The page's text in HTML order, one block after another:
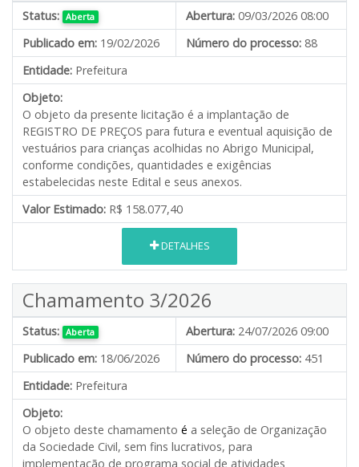
Status: Aberta Abertura: 09/03/2026 08:00
Publicado em: 19/02/2026 Número do processo: 88
Entidade: Prefeitura
Objeto:
O objeto da presente licitação é a implantação de
REGISTRO DE PREÇOS para futura e eventual aquisição de
vestuários para crianças acolhidas no Abrigo Municipal,
conforme condições, quantidades e exigências
estabelecidas neste Edital e seus anexos.
Valor Estimado: R$ 158.077,40
DETALHES
Chamamento 3/2026
Status: Aberta Abertura: 24/07/2026 09:00
Publicado em: 18/06/2026 Número do processo: 451
Entidade: Prefeitura
Objeto:
O objeto deste chamamento é a seleção de Organização
da Sociedade Civil, sem fins lucrativos, para
implementação de programa social de atividades